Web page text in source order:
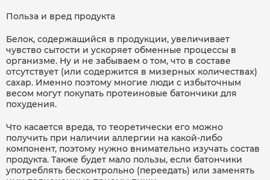
Польза и вред продукта
Белок, содержащийся в продукции, увеличивает
чувство сытости и ускоряет обменные процессы в
организме. Ну и не забываем о том, что в составе
отсутствует (или содержится в мизерных количествах)
сахар. Именно поэтому многие люди с избыточным
весом могут покупать протеиновые батончики для
похудения.
Что касается вреда, то теоретически его можно
получить при наличии аллергии на какой-либо
компонент, поэтому нужно внимательно изучать состав
продукта. Также будет мало пользы, если батончики
употреблять бесконтрольно (переедать) или заменять